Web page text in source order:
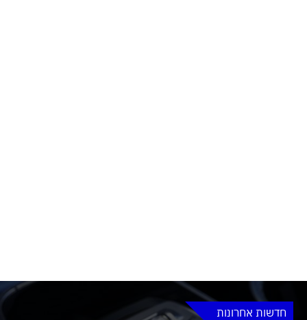
חדשות אחרונות